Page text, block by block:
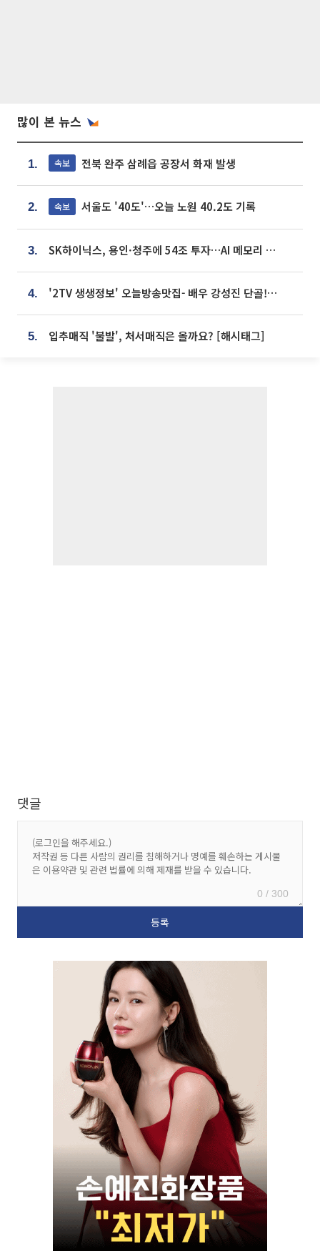
많이 본 뉴스
1. 속보 전북 완주 삼례읍 공장서 화재 발생
2. 속보 서울도 '40도'…오늘 노원 40.2도 기록
3. SK하이닉스, 용인·청주에 54조 투자…AI 메모리 생산기지 키운다
4. '2TV 생생정보' 오늘방송맛집- 배우 강성진 단골! 쌀국수ㆍ푸팟퐁 커리 맛집 '블○○○'
5. 입추매직 '불발', 처서매직은 올까요? [해시태그]
댓글
0 / 300